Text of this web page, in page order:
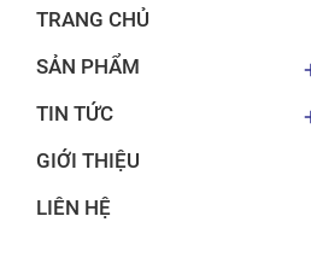
TRANG CHỦ
SẢN PHẨM
TIN TỨC
GIỚI THIỆU
LIÊN HỆ